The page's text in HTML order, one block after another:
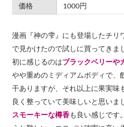
価格
1000円
漫画『神の雫』にも登場したチリ
で見かけたので試しに買ってきま
初に感じるのはブラックベリーや
やや重めのミディアムボディで、
干ありますが、それ以上に果実味
良く整っていて美味しいと思いま
スモーキーな樽香も良い感じです